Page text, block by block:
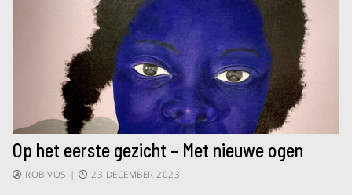
Op het eerste gezicht – Met nieuwe ogen
ROB VOS | 23 DECEMBER 2023